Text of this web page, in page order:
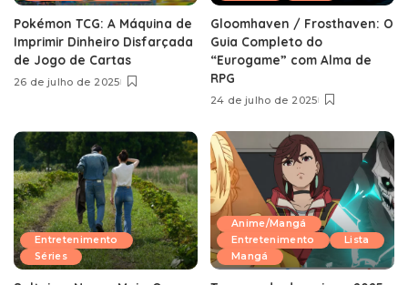
Pokémon TCG: A Máquina de
Imprimir Dinheiro Disfarçada
de Jogo de Cartas
26 de julho de 2025
Gloomhaven / Frosthaven: O
Guia Completo do
“Eurogame” com Alma de
RPG
24 de julho de 2025
Entretenimento
Séries
Anime/Mangá
Entretenimento
Lista
Mangá